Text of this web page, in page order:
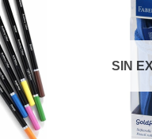
Añadir
a la
lista de
deseos
SIN